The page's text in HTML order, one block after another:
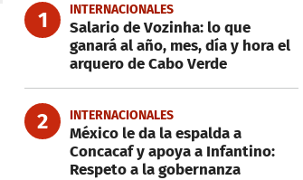
1 INTERNACIONALES
Salario de Vozinha: lo que
ganará al año, mes, día y hora el
arquero de Cabo Verde
2 INTERNACIONALES
México le da la espalda a
Concacaf y apoya a Infantino:
Respeto a la gobernanza